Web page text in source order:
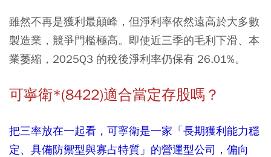
雖然不再是獲利最顛峰，但淨利率依然遠高於大多數
製造業，競爭門檻極高。即使近三季的毛利下滑、本
業萎縮，2025Q3 的稅後淨利率仍保有 26.01%。
可寧衛*(8422)適合當定存股嗎？
把三率放在一起看，可寧衛是一家「長期獲利能力穩
定、具備防禦型與寡占特質」的營運型公司，偏向